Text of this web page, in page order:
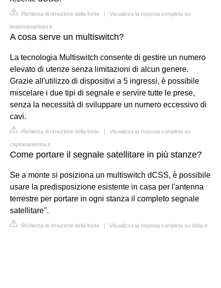
Richiesta di rimozione della fonte | Visualizza la risposta completa su
lantennistarimini.it
A cosa serve un multiswitch?
La tecnologia Multiswitch consente di gestire un numero
elevato di utenze senza limitazioni di alcun genere.
Grazie all'utilizzo di dispositivi a 5 ingressi, è possibile
miscelare i due tipi di segnale e servire tutte le prese,
senza la necessità di sviluppare un numero eccessivo di
cavi.
Richiesta di rimozione della fonte | Visualizza la risposta completa su
capitanantenna.it
Come portare il segnale satellitare in più stanze?
Se a monte si posiziona un multiswitch dCSS, è possibile
usare la predisposizione esistente in casa per l'antenna
terrestre per portare in ogni stanza il completo segnale
satellitare".
Richiesta di rimozione della fonte | Visualizza la risposta completa su dday.it